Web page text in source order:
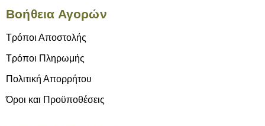
Βοήθεια Αγορών
Τρόποι Αποστολής
Τρόποι Πληρωμής
Πολιτική Απορρήτου
Όροι και Προϋποθέσεις